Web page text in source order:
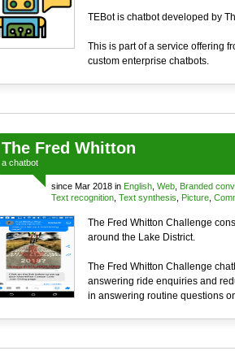
TEBot is chatbot developed by
This is part of a service offering
custom enterprise chatbots.
The Fred Whitton
a chatbot
since Mar 2018 in English, Web, Branded
Text recognition, Text synthesis Picture,
The Fred Whitton Challenge
around the Lake District.
The Fred Whitton Challenge
answering ride enquiries and
in answering routine questions